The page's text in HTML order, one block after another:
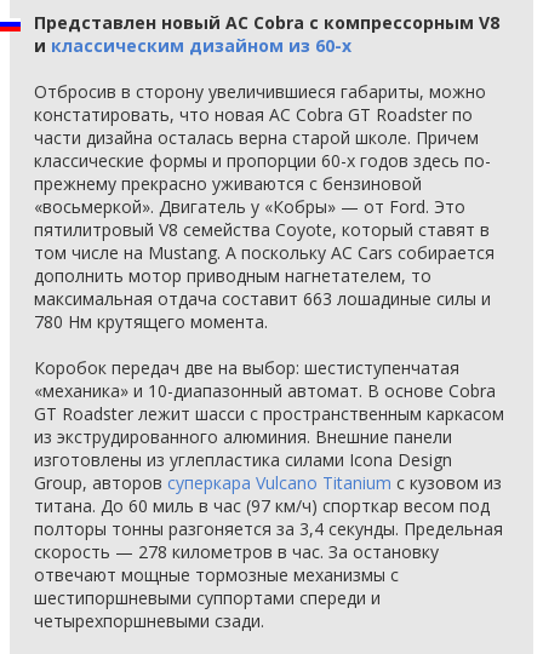
Представлен новый AC Cobra c компрессорным V8
и классическим дизайном из 60-х
Отбросив в сторону увеличившиеся габариты, можно
констатировать, что новая AC Cobra GT Roadster по
части дизайна осталась верна старой школе. Причем
классические формы и пропорции 60-х годов здесь по-
прежнему прекрасно уживаются с бензиновой
«восьмеркой». Двигатель у «Кобры» — от Ford. Это
пятилитровый V8 семейства Coyote, который ставят в
том числе на Mustang. А поскольку AC Cars собирается
дополнить мотор приводным нагнетателем, то
максимальная отдача составит 663 лошадиные силы и
780 Нм крутящего момента.
Коробок передач две на выбор: шестиступенчатая
«механика» и 10-диапазонный автомат. В основе Cobra
GT Roadster лежит шасси с пространственным каркасом
из экструдированного алюминия. Внешние панели
изготовлены из углепластика силами Icona Design
Group, авторов суперкара Vulcano Titanium с кузовом из
титана. До 60 миль в час (97 км/ч) спорткар весом под
полторы тонны разгоняется за 3,4 секунды. Предельная
скорость — 278 километров в час. За остановку
отвечают мощные тормозные механизмы с
шестипоршневыми суппортами спереди и
четырехпоршневыми сзади.